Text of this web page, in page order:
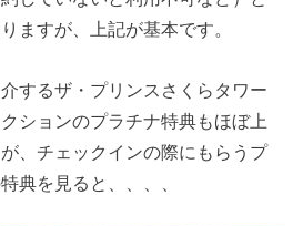
ますが、上記が基本です。
するザ・プリンスさくらタワー
ションのプラチナ特典もほぼ上
、チェックインの際にもらうプ
典を見ると、、、、